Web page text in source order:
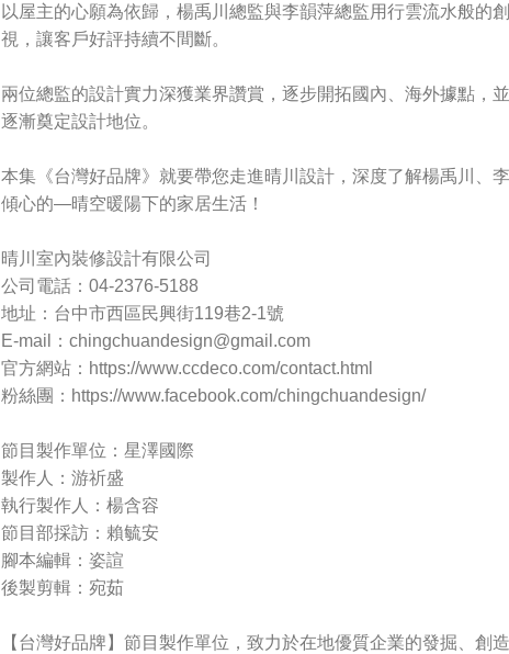
以屋主的心願為依歸，楊禹川總監與李韻萍總監用行雲流水般的
視，讓客戶好評持續不間斷。
兩位總監的設計實力深獲業界讚賞，逐步開拓國內、海外據點，
逐漸奠定設計地位。
本集《台灣好品牌》就要帶您走進晴川設計，深度了解楊禹川、
傾心的—晴空暖陽下的家居生活！
晴川室內裝修設計有限公司
公司電話：04-2376-5188
地址：台中市西區民興街119巷2-1號
E-mail： chingchuandesign@gmail.com
官方網站：https://www.ccdeco.com/contact.html
粉絲團：https://www.facebook.com/chingchuandesign/
節目製作單位：星澤國際
製作人：游祈盛
執行製作人：楊含容
節目部採訪：賴毓安
腳本編輯：姿諠
後製剪輯：宛茹
【台灣好品牌】節目製作單位，致力於在地優質企業的發掘、